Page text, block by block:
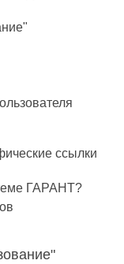
ссылки
ГАРАНТ?